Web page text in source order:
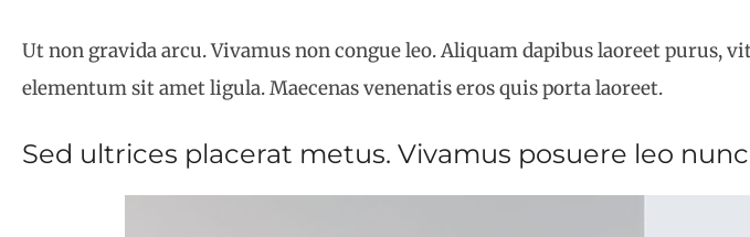
Ut non gravida arcu. Vivamus non congue leo. Aliquam dapibus laoreet purus,
elementum sit amet ligula. Maecenas venenatis eros quis porta laoreet.
Sed ultrices placerat metus. Vivamus posuere leo